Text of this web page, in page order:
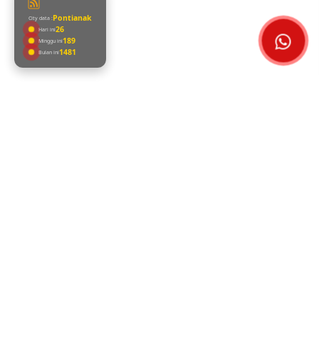
City data :Pontianak
Hari ini27
Minggu ini196
Bulan ini1503